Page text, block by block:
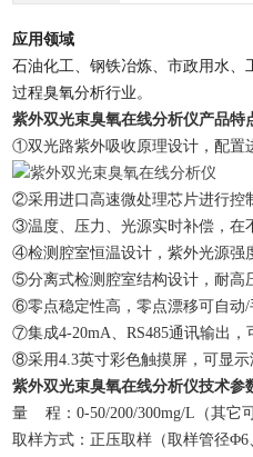
应用领域
石油化工、钢铁冶炼、市政用水、
过程臭氧分析行业。
紫外双光束臭氧在线分析仪产品特
①双光路紫外吸收原理设计，配置
②采用进口 高速微处理芯片进行控
③温度、压力 、 光源实时补偿 ，
④检测腔室恒温设计，紫外光源强
⑤分离式检测腔室结构设计，耐高
⑥零点稳定性高 ，零点漂移可自动/
⑦集成4-20mA、 RS485通讯输出
⑧采用4.3英寸彩色触摸屏，可显
紫外双光束臭氧在线分析仪技术参
量
程： 0-50/200/300mg/L （其它
取样方式 ： 正压取样 （取样管径Φ6